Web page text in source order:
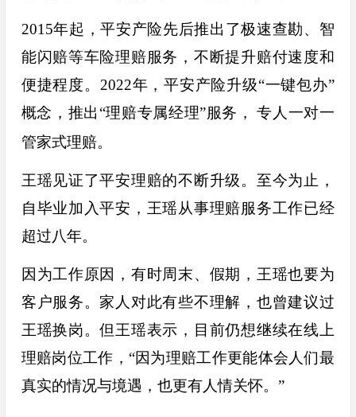
2015年起，平安产险先后推出了极速查勘、智
能闪赔等车险理赔服务，不断提升赔付速度和
便捷程度。2022年，平安产险升级“一键包办”
概念，推出“理赔专属经理”服务，
专人一对一
管家式理赔。
王瑶见证了平安理赔的不断升级。至今为止，
自毕业加入平安，王瑶从事理赔服务工作已经
超过八年。
因为工作原因，有时周末、假期，王瑶也要为
客户服务。家人对此有些不理解，也曾建议过
王瑶换岗。但王瑶表示，目前仍想继续在线上
理赔岗位工作，“因为理赔工作更能体会人们最
真实的情况与境遇，也更有人情关怀。”